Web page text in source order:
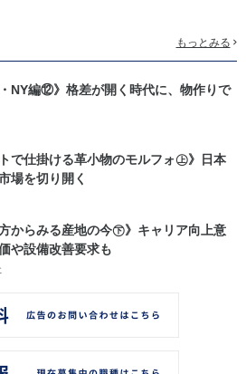
もっとみる
・NY編⑫》格差が開く時代に、物作りで
で仕掛ける革小物のモルフォ㊤》日本
場を切り開く
からみる産地の今㊦》キャリア向上意
や設備改善要求も